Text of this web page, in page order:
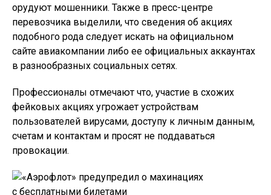
орудуют мошенники. Также в пресс-центре
перевозчика выделили, что сведения об акциях
подобного рода следует искать на официальном
сайте авиакомпании либо ее официальных аккаунтах
в разнообразных социальных сетях.
Профессионалы отмечают что, участие в схожих
фейковых акциях угрожает устройствам
пользователей вирусами, доступу к личным данным,
счетам и контактам и просят не поддаваться
провокации.